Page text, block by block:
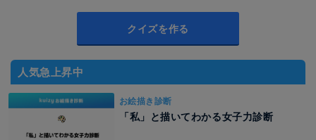
クイズを作る
人気急上昇中
お絵描き診断
「私」と描いてわかる女子力診断